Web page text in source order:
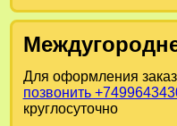
Для оформления
позвонить
круглосуточно